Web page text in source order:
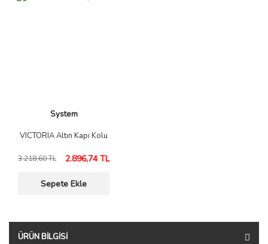
System
VICTORIA Altın Kapı Kolu
3.218,60 TL 2.896,74 TL
Sepete Ekle
ÜRÜN BILGISI